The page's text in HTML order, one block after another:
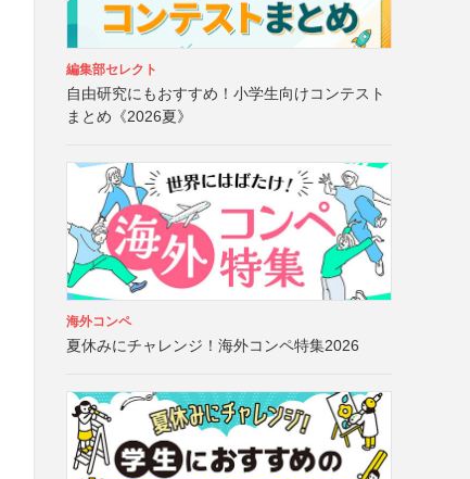
編集部セレクト
自由研究にもおすすめ！小学生向けコンテスト
まとめ《2026夏》
海外コンペ
夏休みにチャレンジ！海外コンペ特集2026